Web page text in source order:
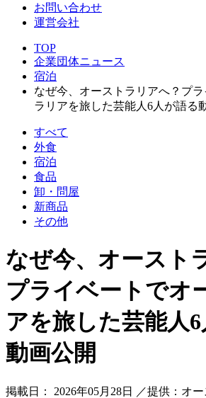
お問い合わせ
運営会社
TOP
企業団体ニュース
宿泊
なぜ今、オーストラリアへ？プ
ラリアを旅した芸能人6人が語る
すべて
外食
宿泊
食品
卸・問屋
新商品
その他
なぜ今、オースト
プライベートでオ
アを旅した芸能人
動画公開
掲載日： 2026年05月28日 ／提供：オ